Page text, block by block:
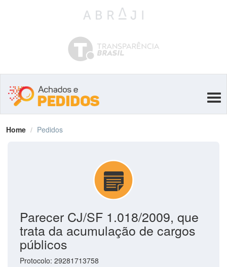
Home Pedidos
Parecer CJ/SF 1.018/2009, que
trata da acumulação de cargos
públicos
Protocolo: 29281713758